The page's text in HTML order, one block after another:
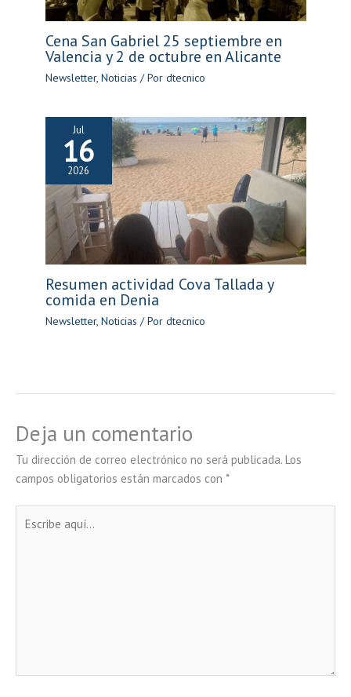
Cena San Gabriel 25 septiembre en
Valencia y 2 de octubre en Alicante
Newsletter, Noticias / Por dtecnico
Jul
16
2026
Resumen actividad Cova Tallada y
comida en Denia
Newsletter, Noticias / Por dtecnico
Deja un comentario
Tu dirección de correo electrónico no será publicada. Los
campos obligatorios están marcados con *
aquí...